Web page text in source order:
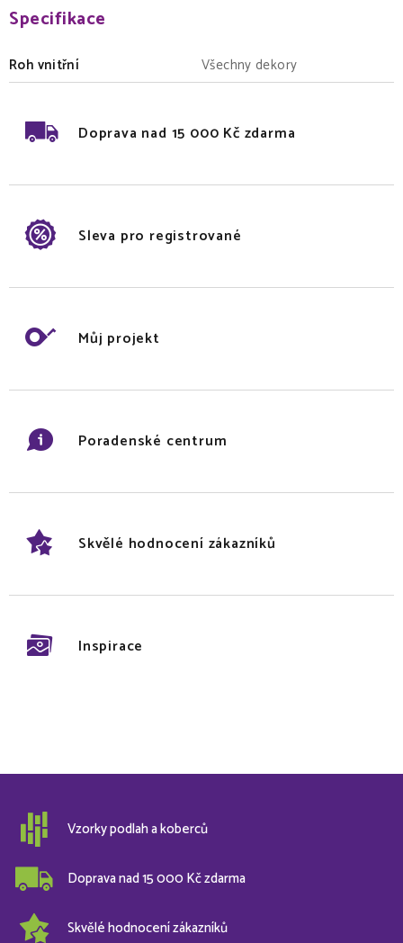
Specifikace
Roh vnitřní Všechny dekory
Doprava nad 15 000 Kč zdarma
Sleva pro registrované
Můj projekt
Poradenské centrum
Skvělé hodnocení zákazníků
Inspirace
Vzorky podlah a koberců
Doprava nad 15 000 Kč zdarma
Skvělé hodnocení zákazníků